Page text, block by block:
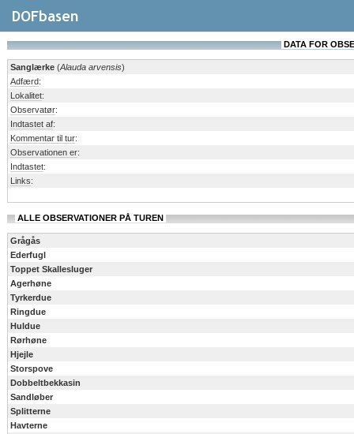
DATA FOR
Sanglærke (Alauda arvensis)
Adfærd:
Lokalitet:
Observatør:
Indtastet af:
Kommentar til tur:
Observationen er:
Indtastet:
Links:
ALLE OBSERVATIONER PÅ TUREN
Grågås
Ederfugl
Toppet Skallesluger
Agerhøne
Tyrkerdue
Ringdue
Huldue
Rørhøne
Hjejle
Storspove
Dobbeltbekkasin
Sandløber
Splitterne
Havterne